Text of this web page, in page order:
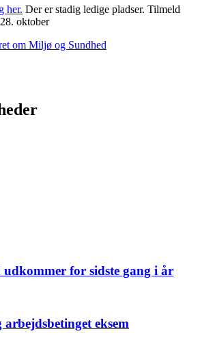
her. Der er stadig ledige pladser. Tilmeld
oktober
om Miljø og Sundhed
for sidste gang i år
eksem